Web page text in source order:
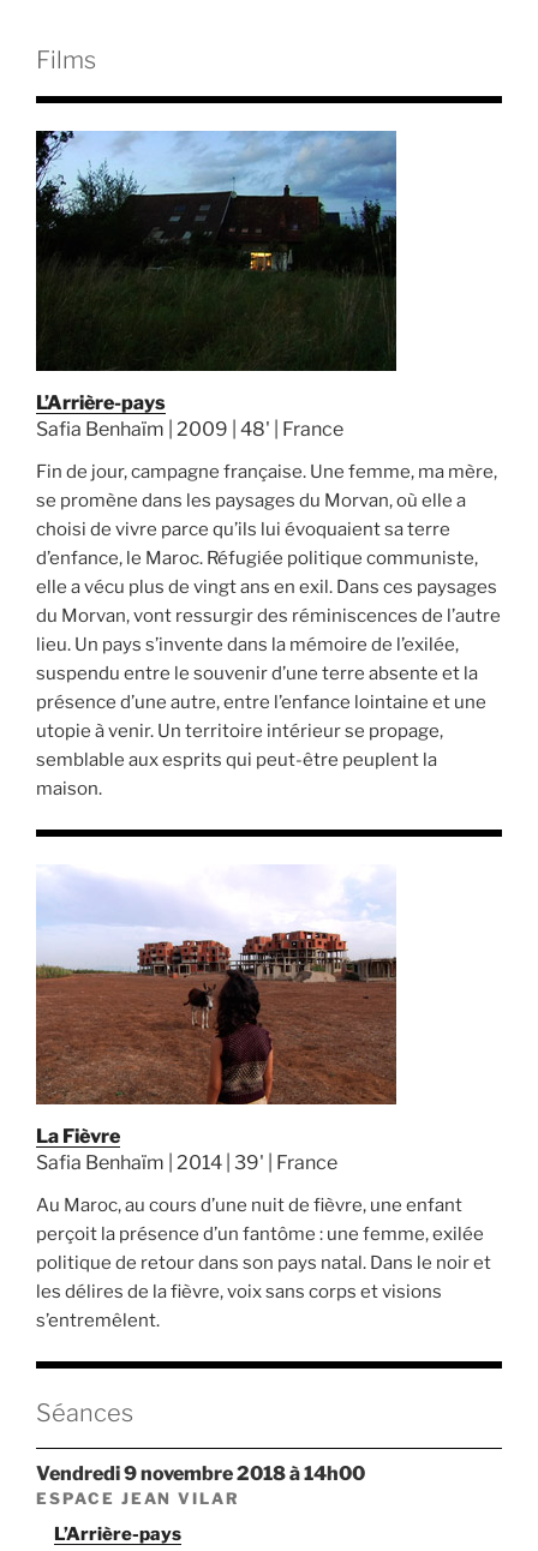
Films
L’Arrière-pays
Safia Benhaïm | 2009 | 48' | France
Fin de jour, campagne française. Une femme, ma mère,
se promène dans les paysages du Morvan, où elle a
choisi de vivre parce qu’ils lui évoquaient sa terre
d’enfance, le Maroc. Réfugiée politique communiste,
elle a vécu plus de vingt ans en exil. Dans ces paysages
du Morvan, vont ressurgir des réminiscences de l’autre
lieu. Un pays s’invente dans la mémoire de l’exilée,
suspendu entre le souvenir d’une terre absente et la
présence d’une autre, entre l’enfance lointaine et une
utopie à venir. Un territoire intérieur se propage,
semblable aux esprits qui peut-être peuplent la
maison.
La Fièvre
Safia Benhaïm | 2014 | 39' | France
Au Maroc, au cours d’une nuit de fièvre, une enfant
perçoit la présence d’un fantôme : une femme, exilée
politique de retour dans son pays natal. Dans le noir et
les délires de la fièvre, voix sans corps et visions
s’entremêlent.
Séances
vendredi 9 novembre 2018 à 14h00
ESPACE JEAN VILAR
L’Arrière-pays